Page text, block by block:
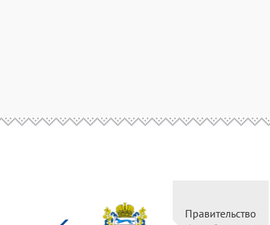
Правительство